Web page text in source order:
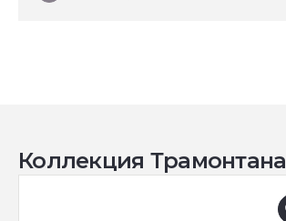
Коллекция Трамонтана